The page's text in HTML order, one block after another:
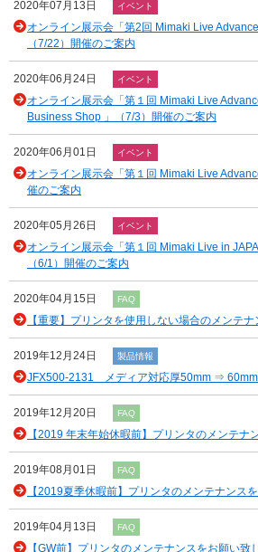
2020年07月13日 イベント
オンライン展示会「第2回 Mimaki Live
（7/22）開催のご案内
2020年06月24日 イベント
オンライン展示会「第１回 Mimaki Live
Business Shop 」（7/3）開催のご案内
2020年06月01日 イベント
オンライン展示会「第１回 Mimaki Live
催のご案内
2020年05月26日 イベント
オンライン展示会「第１回 Mimaki Live in
（6/1）開催のご案内
2020年04月15日 FAQ
【重要】プリンタを使用しない場合のメンテ
2019年12月24日 製品情報
JFX500-2131 メディア対応厚50mm ⇒
2019年12月20日 FAQ
【2019 年末年始休暇前】プリンタのメンテナ
2019年08月01日 FAQ
【2019夏季休暇前】プリンタのメンテナンス
2019年04月13日 FAQ
【GW前】プリンタのメンテナンスをお願い致